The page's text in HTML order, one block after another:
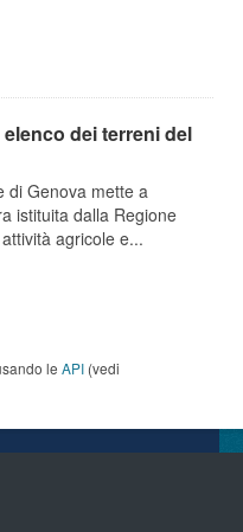
dei terreni del
di Genova mette a
istituita dalla Regione
agricole e...
le API (vedi